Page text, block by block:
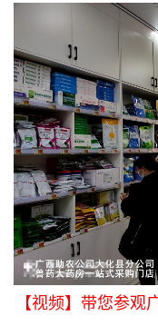
【视频】带您参观